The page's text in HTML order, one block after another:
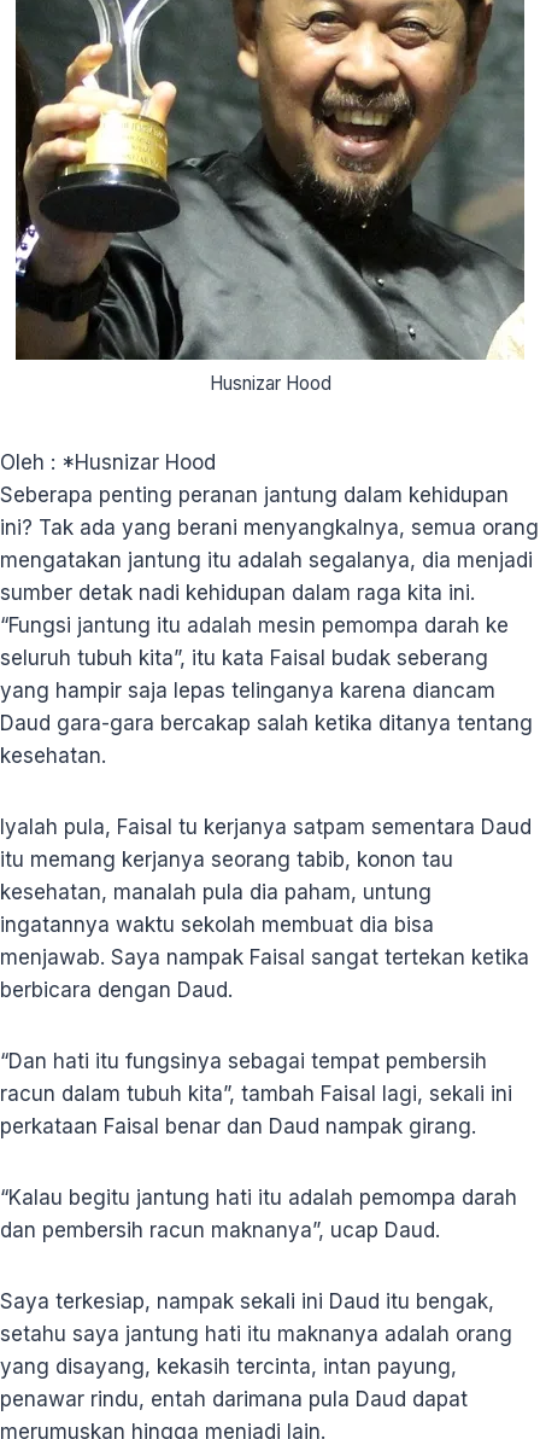
Husnizar Hood
Oleh : *Husnizar Hood
Seberapa penting peranan jantung dalam kehidupan
ini? Tak ada yang berani menyangkalnya, semua orang
mengatakan jantung itu adalah segalanya, dia menjadi
sumber detak nadi kehidupan dalam raga kita ini.
“Fungsi jantung itu adalah mesin pemompa darah ke
seluruh tubuh kita”, itu kata Faisal budak seberang
yang hampir saja lepas telinganya karena diancam
Daud gara-gara bercakap salah ketika ditanya tentang
kesehatan.
Iyalah pula, Faisal tu kerjanya satpam sementara Daud
itu memang kerjanya seorang tabib, konon tau
kesehatan, manalah pula dia paham, untung
ingatannya waktu sekolah membuat dia bisa
menjawab. Saya nampak Faisal sangat tertekan ketika
berbicara dengan Daud.
“Dan hati itu fungsinya sebagai tempat pembersih
racun dalam tubuh kita”, tambah Faisal lagi, sekali ini
perkataan Faisal benar dan Daud nampak girang.
“Kalau begitu jantung hati itu adalah pemompa darah
dan pembersih racun maknanya”, ucap Daud.
Saya terkesiap, nampak sekali ini Daud itu bengak,
setahu saya jantung hati itu maknanya adalah orang
yang disayang, kekasih tercinta, intan payung,
penawar rindu, entah darimana pula Daud dapat
merumuskan hingga menjadi lain.